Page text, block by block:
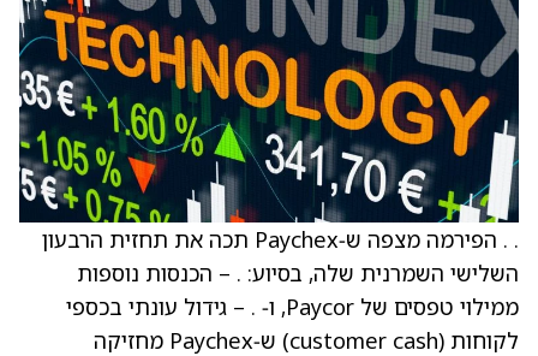
. . הפירמה מצפה ש‑Paychex תכה את תחזית הרבעון
השלישי השמרנית שלה, בסיוע: . – הכנסות נוספות
ממילוי טפסים של Paycor, ו‑ . – גידול עונתי בכספי
לקוחות (customer cash) ש‑Paychex מחזיקה